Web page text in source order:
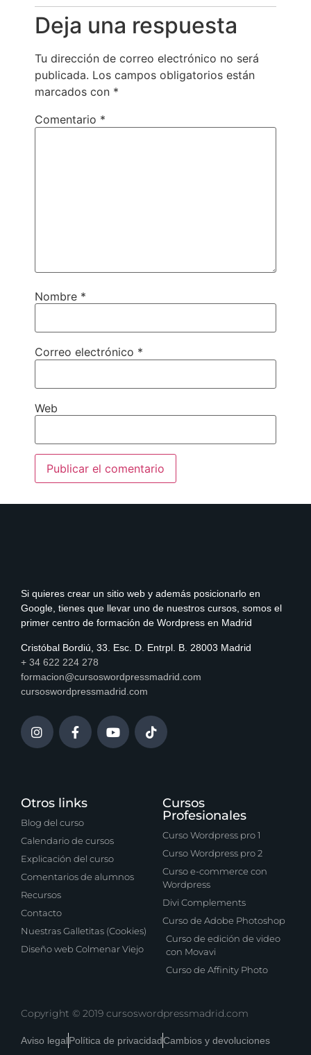
Deja una respuesta
Tu dirección de correo electrónico no será
publicada. Los campos obligatorios están
marcados con *
Comentario *
Nombre *
Correo electrónico *
Web
Si quieres crear un sitio web y además posicionarlo en
Google, tienes que llevar uno de nuestros cursos, somos el
primer centro de formación de Wordpress en Madrid
Cristóbal Bordiú, 33. Esc. D. Entrpl. B. 28003 Madrid
+ 34 622 224 278
formacion@cursoswordpressmadrid.com
cursoswordpressmadrid.com
Otros links
Blog del curso
Calendario de cursos
Explicación del curso
Comentarios de alumnos
Recursos
Contacto
Nuestras Galletitas (Cookies)
Diseño web Colmenar Viejo
Cursos
Profesionales
Curso Wordpress pro 1
Curso Wordpress pro 2
Curso e-commerce con
Wordpress
Divi Complements
Curso de Adobe Photoshop
Curso de edición de video
con Movavi
Curso de Affinity Photo
Copyright © 2019 cursoswordpressmadrid.com
Aviso legalPolítica de privacidadCambios y devoluciones